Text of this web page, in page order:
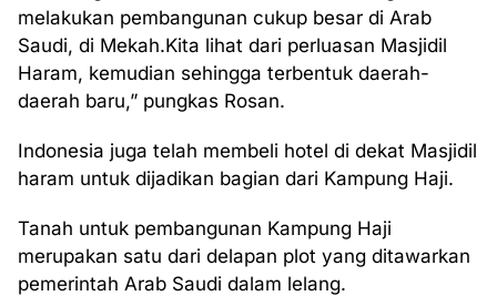
melakukan pembangunan cukup besar di Arab
Saudi, di Mekah.Kita lihat dari perluasan Masjidil
Haram, kemudian sehingga terbentuk daerah-
daerah baru,” pungkas Rosan.
Indonesia juga telah membeli hotel di dekat Masjidil
haram untuk dijadikan bagian dari Kampung Haji.
Tanah untuk pembangunan Kampung Haji
merupakan satu dari delapan plot yang ditawarkan
pemerintah Arab Saudi dalam lelang.